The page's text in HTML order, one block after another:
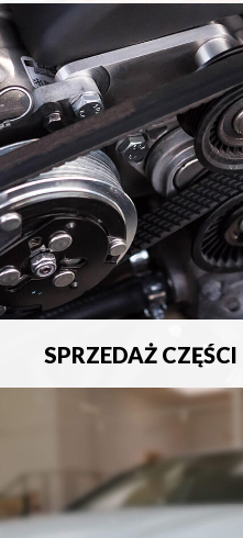
Pełna ochrona
SPRZEDAŻ CZĘŚCI
Sprzedaż oryginalnych